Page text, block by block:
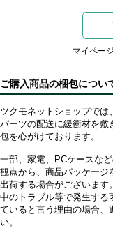
マイペー
ご購入商品の梱包につい
ツクモネットショップで
パーツの配送に緩衝材を敷
包を心がけております。
一部、家電、PCケースな
観点から、商品パッケージ
出荷する場合がございます
中のトラブル等で発生する
ていると言う理由の場合、
い。